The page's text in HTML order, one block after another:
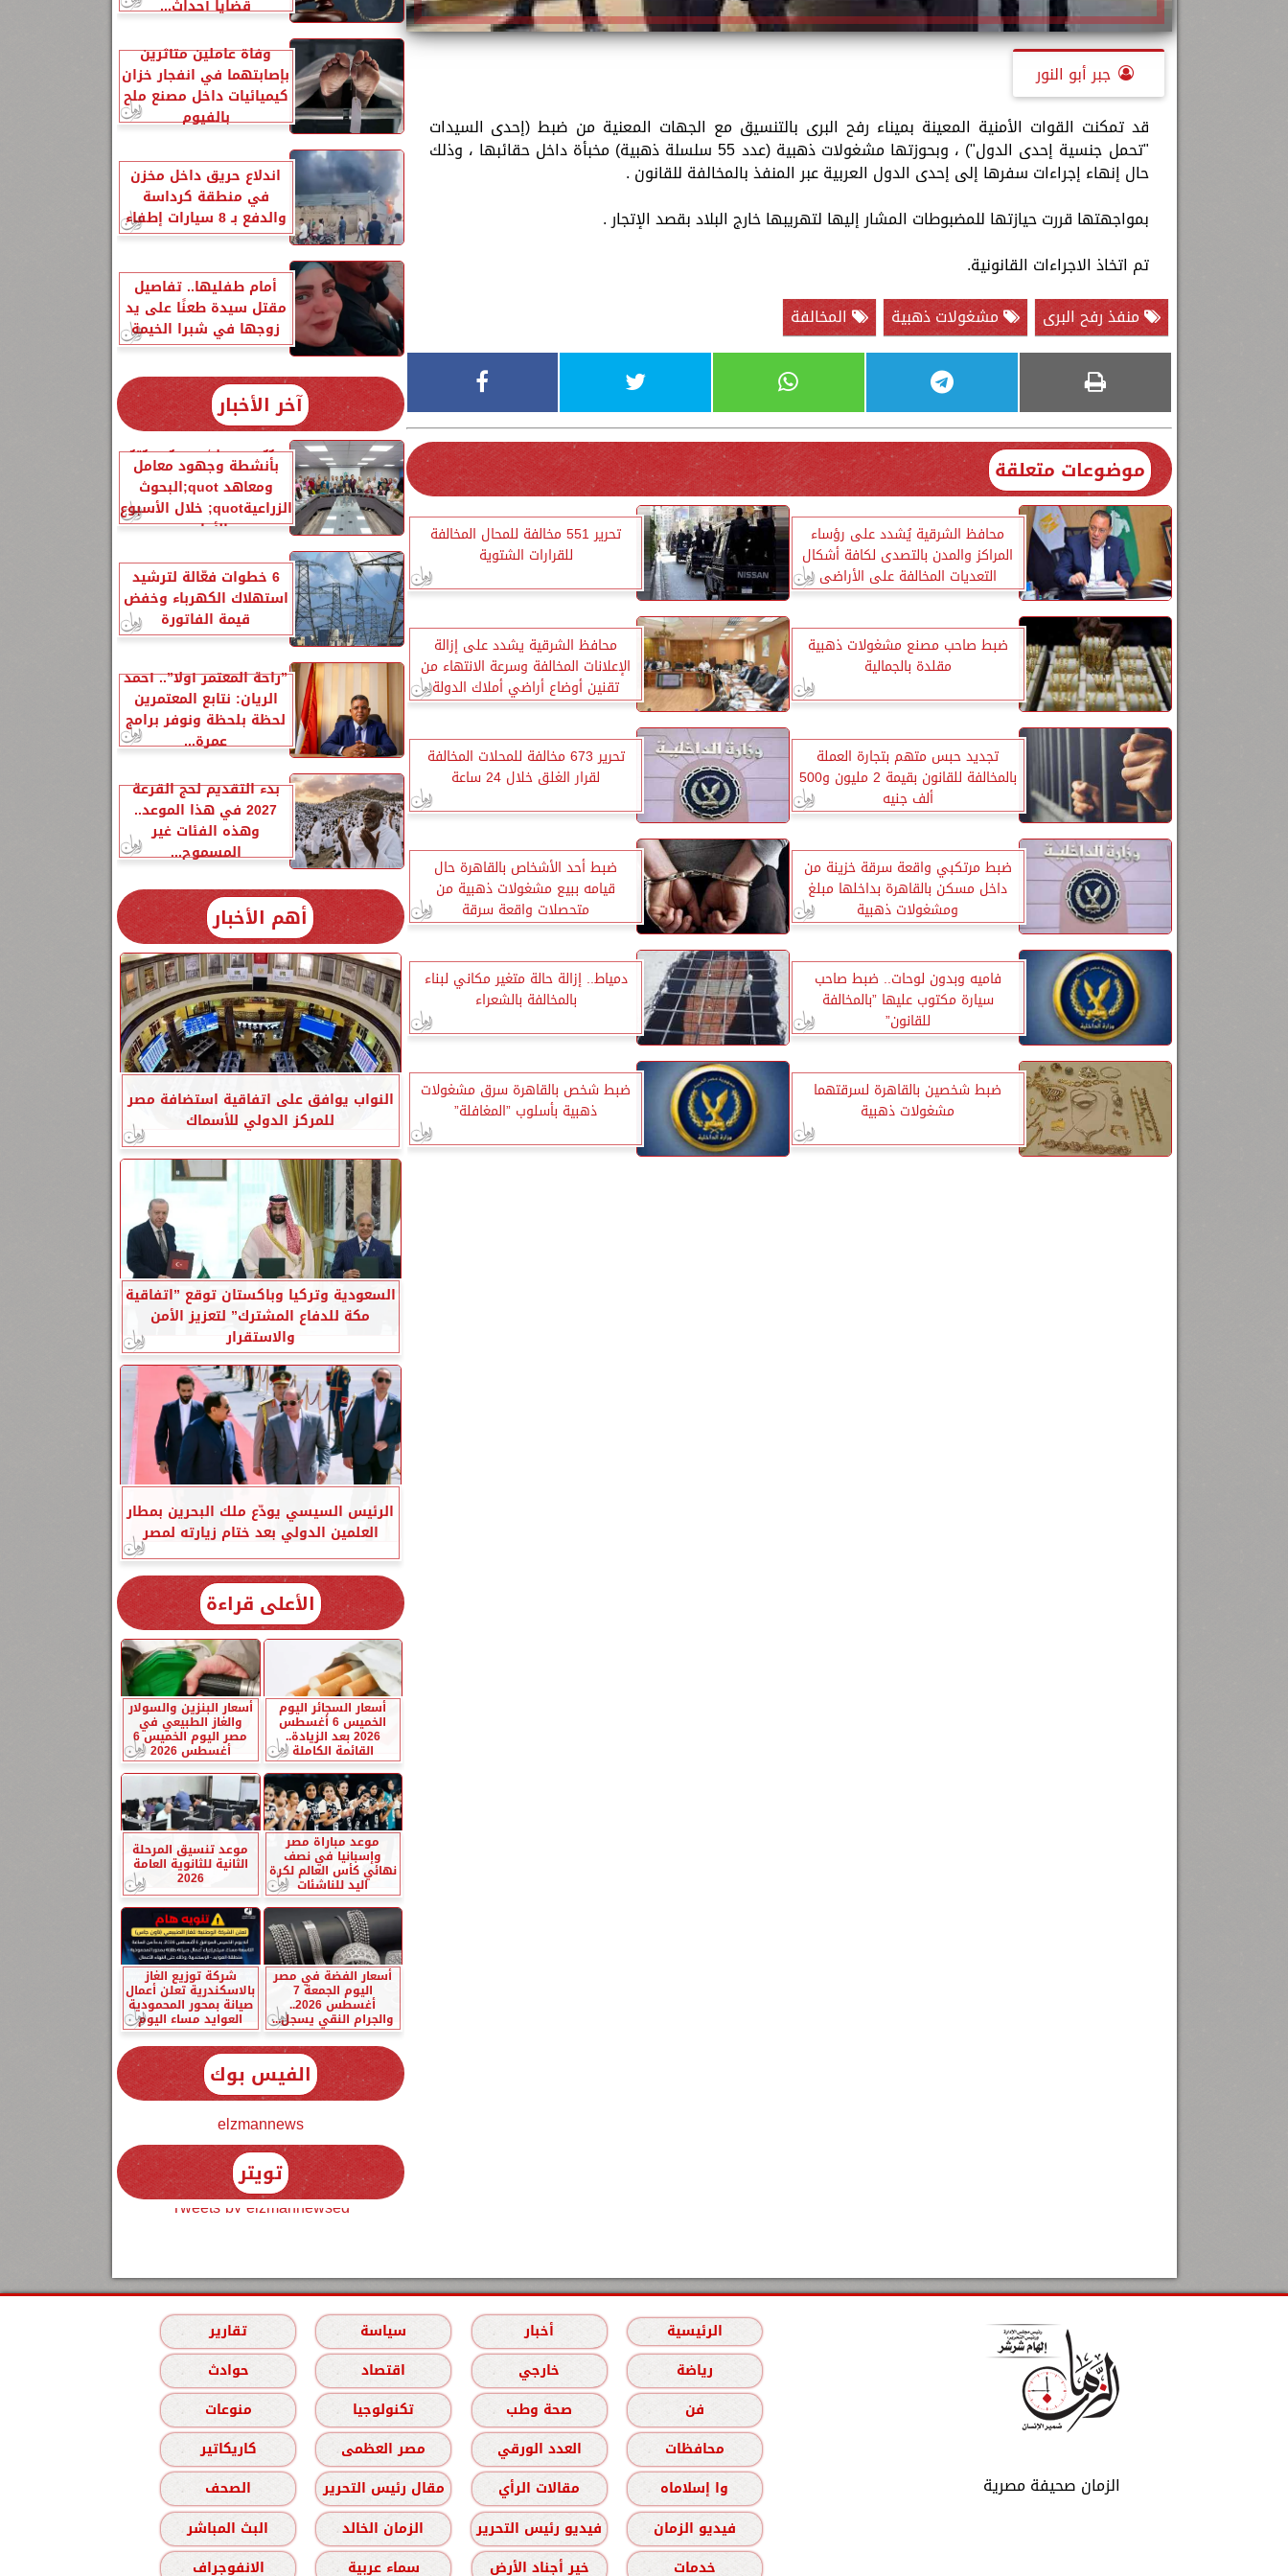
جبر أبو النور
قد تمكنت القوات الأمنية المعينة بميناء رفح البرى بالتنسيق مع الجهات المعنية من ضبط (إحدى السيدات
"تحمل جنسية إحدى الدول") ، وبحوزتها مشغولات ذهبية (عدد 55 سلسلة ذهبية) مخبأة داخل حقائبها ، وذلك
حال إنهاء إجراءات سفرها إلى إحدى الدول العربية عبر المنفذ بالمخالفة للقانون .
بمواجهتها قررت حيازتها للمضبوطات المشار إليها لتهريبها خارج البلاد بقصد الإتجار .
تم اتخاذ الاجراءات القانونية.
منفذ رفح البرى
مشغولات ذهبية المخالفة
موضوعات متعلقة
محافظ الشرقية يُشدد على رؤساء
المراكز والمدن بالتصدى لكافة أشكال
التعديات المخالفة على الأراضى
الزراعية
تحرير 551 مخالفة للمحال المخالفة
للقرارات الشتوية
ضبط صاحب مصنع مشغولات ذهبية
مقلدة بالجمالية
محافظ الشرقية يشدد على إزالة
الإعلانات المخالفة وسرعة الانتهاء من
تقنين أوضاع أراضي أملاك الدولة
تجديد حبس متهم بتجارة العملة
بالمخالفة للقانون بقيمة 2 مليون و500
ألف جنيه
تحرير 673 مخالفة للمحلات المخالفة
لقرار الغلق خلال 24 ساعة
ضبط مرتكبي واقعة سرقة خزينة من
داخل مسكن بالقاهرة بداخلها مبلغ
ومشغولات ذهبية
ضبط أحد الأشخاص بالقاهرة حال
قيامه ببيع مشغولات ذهبية من
متحصلات واقعة سرقة
فاميه وبدون لوحات.. ضبط صاحب
سيارة مكتوب عليها ”بالمخالفة
للقانون”
دمياط.. إزالة حالة متغير مكاني لبناء
بالمخالفة بالشعراء
ضبط شخصين بالقاهرة لسرقتهما
مشغولات ذهبية
ضبط شخص بالقاهرة سرق مشغولات
ذهبية بأسلوب ”المغافلة”
قضايا أحداث...
وفاة عاملين متأثرين
بإصابتهما في انفجار خزان
كيميائيات داخل مصنع ملح
بالفيوم
اندلاع حريق داخل مخزن
في منطقة كرداسة
والدفع بـ 8 سيارات إطفاء
أمام طفليها.. تفاصيل
مقتل سيدة طعنًا على يد
زوجها في شبرا الخيمة
آخر الأخبار
الزراعةquot; تنشر تقريرًا
بأنشطة وجهود معامل
ومعاهد quot;البحوث
الزراعيةquot; خلال الأسبوع
الأول...
6 خطوات فعّالة لترشيد
استهلاك الكهرباء وخفض
قيمة الفاتورة
”راحة المعتمر أولًا”.. أحمد
الريان: نتابع المعتمرين
لحظة بلحظة ونوفر برامج
عمرة...
بدء التقديم لحج القرعة
2027 في هذا الموعد..
وهذه الفئات غير
المسموح...
أهم الأخبار
النواب يوافق على اتفاقية استضافة مصر
للمركز الدولي للأسماك
السعودية وتركيا وباكستان توقع ”اتفاقية
مكة للدفاع المشترك” لتعزيز الأمن
والاستقرار
الرئيس السيسي يودّع ملك البحرين بمطار
العلمين الدولي بعد ختام زيارته لمصر
الأعلى قراءة
أسعار السجائر اليوم
الخميس 6 أغسطس
2026 بعد الزيادة..
القائمة الكاملة
أسعار البنزين والسولار
والغاز الطبيعي في
مصر اليوم الخميس 6
أغسطس 2026
موعد مباراة مصر
وإسبانيا في نصف
نهائي كأس العالم لكرة
اليد للناشئات
موعد تنسيق المرحلة
الثانية للثانوية العامة
2026
أسعار الفضة في مصر
اليوم الجمعة 7
أغسطس 2026..
والجرام النقي يسجل...
شركة توزيع الغاز
بالاسكندرية تعلن أعمال
صيانة بمحور المحمودية
العوايد مساء اليوم
الفيس بوك
elzmannews
تويتر
Tweets by elzmannewseg
الزمان صحيفة مصرية
الرئيسية أخبار سياسة
تقارير
رياضة
خارجي اقتصاد
حوادث
فن
صحة وطب تكنولوجيا
منوعات
محافظات
العدد الورقي مصر العظمى
كاريكاتير
وا إسلاماه
مقالات الرأي مقال رئيس التحرير
الصحف
فيديو الزمان
فيديو رئيس التحرير الزمان الخالد
البث المباشر
خدمات
خير أجناد الأرض سماء عربية الانفوجراف